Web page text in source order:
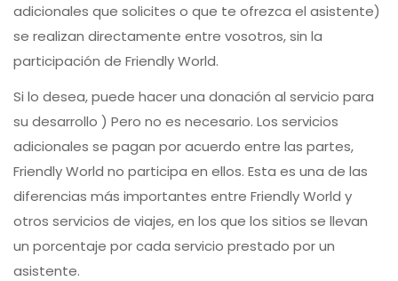
adicionales que solicites o que te ofrezca el asistente)
se realizan directamente entre vosotros, sin la
participación de Friendly World.
Si lo desea, puede hacer una donación al servicio para
su desarrollo ) Pero no es necesario. Los servicios
adicionales se pagan por acuerdo entre las partes,
Friendly World no participa en ellos. Esta es una de las
diferencias más importantes entre Friendly World y
otros servicios de viajes, en los que los sitios se llevan
un porcentaje por cada servicio prestado por un
asistente.